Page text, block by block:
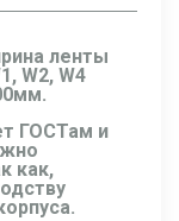
ленты
W2, W4
ГОСТам и
как,